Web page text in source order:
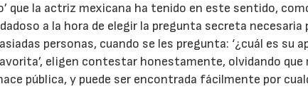
que la actriz mexicana ha tenido en este sentido,
a la hora de elegir la pregunta secreta necesaria
personas, cuando se les pregunta: ‘¿cuál es su
eligen contestar honestamente, olvidando que
pública, y puede ser encontrada fácilmente por